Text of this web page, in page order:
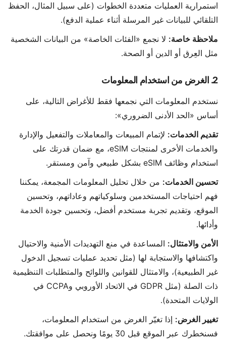
استمرارية العمليات متعددة الخطوات (على سبيل المثال، الحفظ
التلقائي للبيانات غير المرسلة أثناء عملية الدفع).
ملاحظة خاصة: لا نجمع «الفئات الخاصة» من البيانات الشخصية
مثل العِرق أو الدين أو الصحة.
2. الغرض من استخدام المعلومات
نستخدم المعلومات التي نجمعها فقط للأغراض التالية، على
أساس «الحد الأدنى الضروري»:
تقديم الخدمات: لإتمام المبيعات والمعاملات والتفعيل والإدارة
والخدمات الأخرى لمنتجات eSIM، مع ضمان قدرتك على
استخدام وظائف eSIM بشكل طبيعي وآمن ومستقر.
تحسين الخدمات: من خلال تحليل المعلومات المجمعة، يمكننا
فهم احتياجات المستخدمين وسلوكياتهم وعاداتهم، وتحسين
الموقع، وتقديم تجربة مستخدم أفضل، وتحسين جودة الخدمة
وأدائها.
الأمن والامتثال: المساعدة في منع التهديدات الأمنية والاحتيال
واكتشافها والاستجابة لها (مثل تحديد عمليات تسجيل الدخول
غير الطبيعية)، والامتثال للقوانين واللوائح والمتطلبات التنظيمية
ذات الصلة (مثل GDPR في الاتحاد الأوروبي وCCPA في
الولايات المتحدة).
تغيير الغرض: إذا تغيّر الغرض من استخدام المعلومات،
فسنخطرك عبر الموقع قبل 30 يومًا ونحصل على موافقتك.